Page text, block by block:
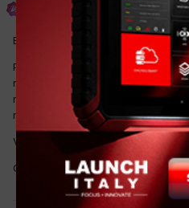
Inviato 11 Ottobre 2017
Buonasera.
Parlando con alcuni colleghi è
riparazione in cui si rilascia una
mano d'opera e ricambi è 12
mesi.
Volevo sapere se corrisponde al
Grazie